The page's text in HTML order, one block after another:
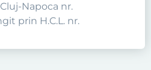
Napoca nr.
prin H.C.L. nr.